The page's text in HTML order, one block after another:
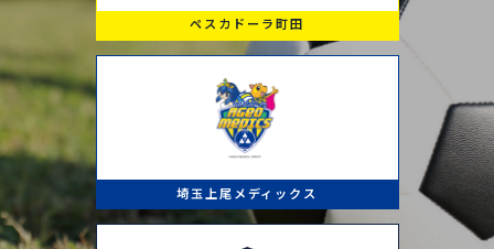
ペスカドーラ町田
埼玉上尾メディックス